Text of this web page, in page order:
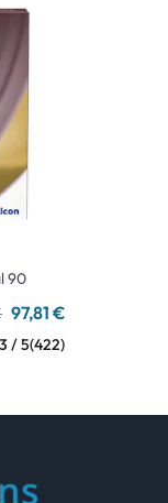
90
97,81 €
/ 5(422)